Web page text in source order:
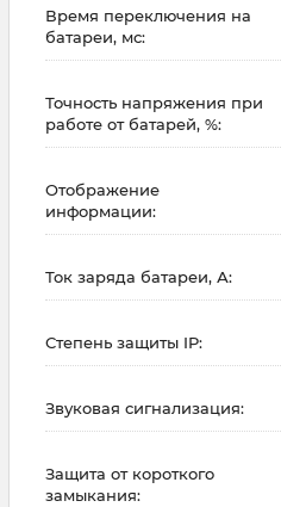
Время переключения на
батареи, мс:
Точность напряжения при
работе от батарей, %:
Отображение
информации:
Ток заряда батареи, А:
Степень защиты IP:
Звуковая сигнализация:
Защита от короткого
замыкания: